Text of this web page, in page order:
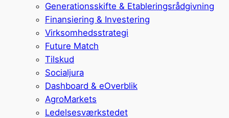
Generationsskifte & Etableringsrådgivning
Finansiering & Investering
Virksomhedsstrategi
Future Match
Tilskud
Socialjura
Dashboard & eOverblik
AgroMarkets
Ledelsesværkstedet